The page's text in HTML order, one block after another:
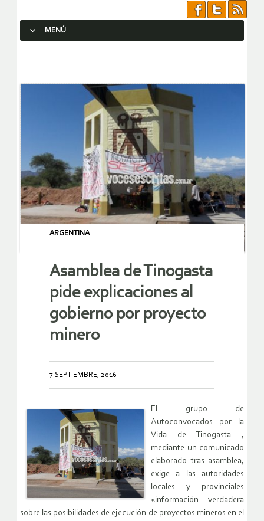
MENÚ
ARGENTINA
Asamblea de Tinogasta
pide explicaciones al
gobierno por proyecto
minero
7 SEPTIEMBRE, 2016
El grupo de
Autoconvocados por la
Vida de Tinogasta ,
mediante un comunicado
elaborado tras asamblea,
exige a las autoridades
locales y provinciales
«información verdadera
sobre las posibilidades de ejecución de proyectos mineros en el